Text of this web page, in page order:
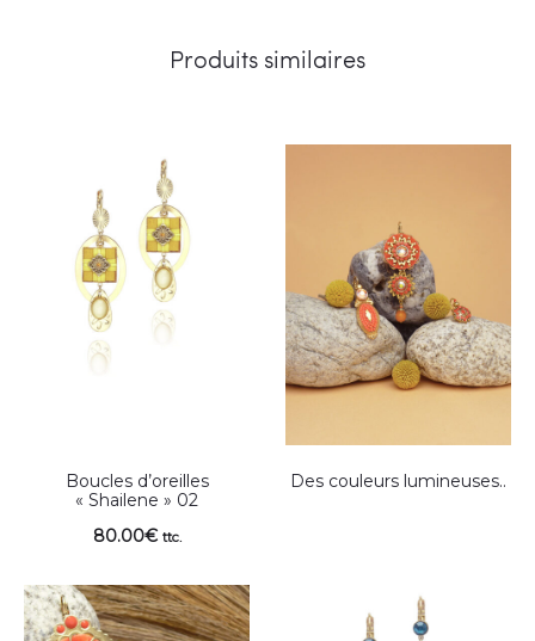
Produits similaires
Boucles d’oreilles
« Shailene » 02
80.00€ ttc.
Des couleurs lumineuses..